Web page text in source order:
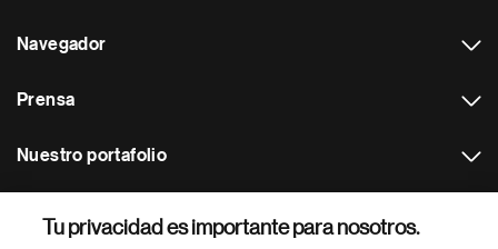
Navegador
Prensa
Nuestro portafolio
Tu privacidad es importante para nosotros.